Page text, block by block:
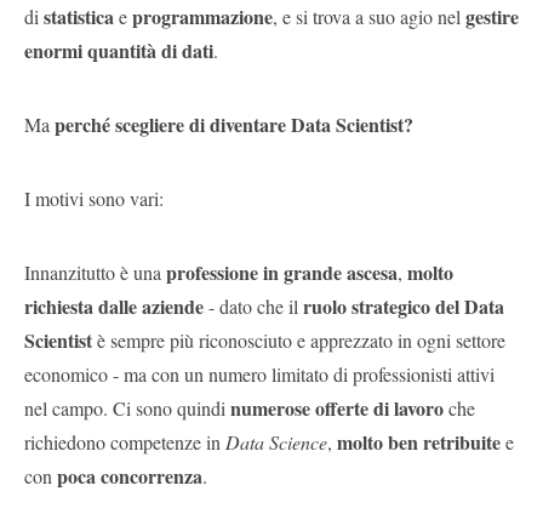
di statisticaeprogrammazione, e si trova a suo agio nel gestire
enormi quantità di dati.
Ma perché scegliere di diventare Data Scientist?
I motivi sono vari:
Innanzitutto è una professione in grande ascesa, molto
richiesta dalle aziende- dato che il ruolo strategico del Data
Scientistè sempre più riconosciuto e apprezzato in ogni settore
economico - ma con un numero limitato di professionisti attivi
nel campo. Ci sono quindi numerose offerte di lavoroche
richiedono competenze in Data Science, molto ben retribuitee
con poca concorrenza.